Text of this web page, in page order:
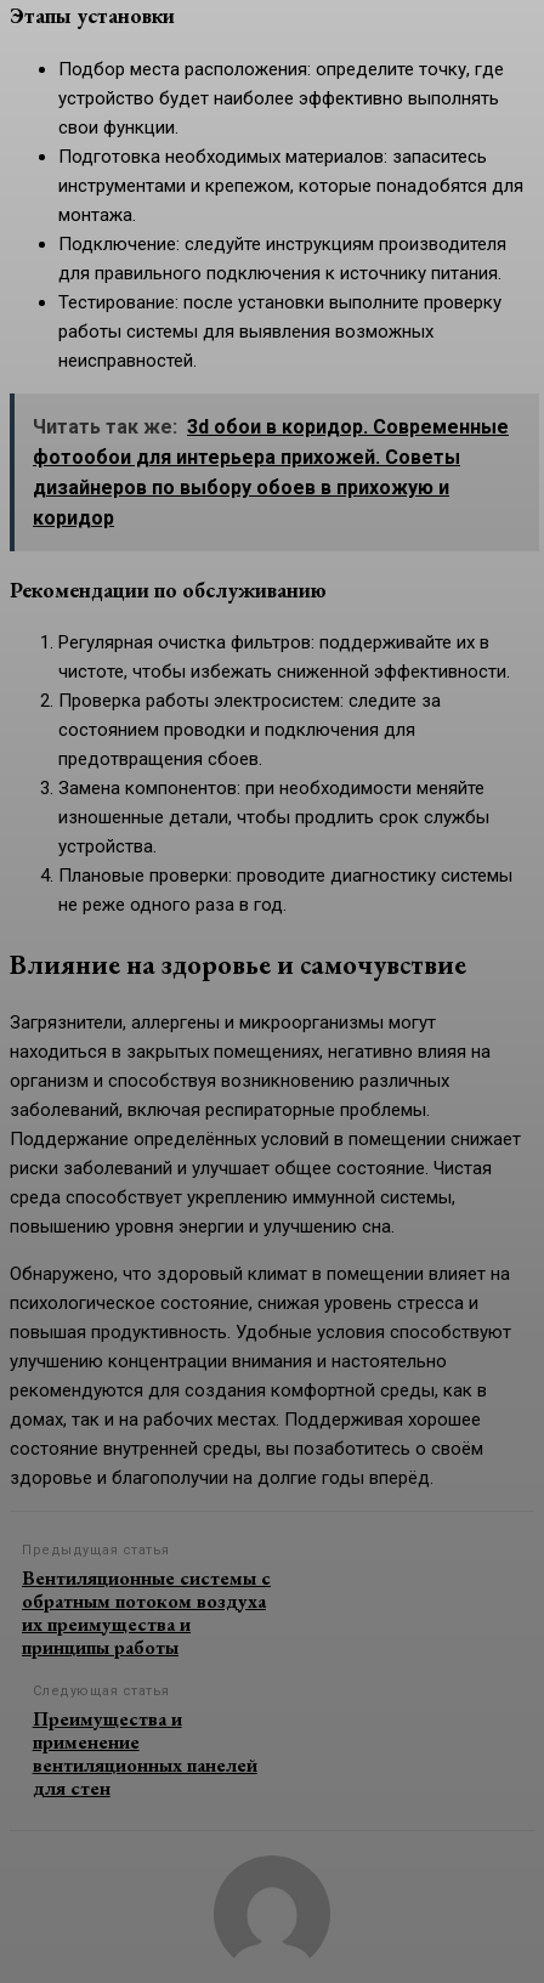
Этапы установки
Подбор места расположения: определите точку, где
устройство будет наиболее эффективно выполнять
свои функции.
Подготовка необходимых материалов: запаситесь
инструментами и крепежом, которые понадобятся для
монтажа.
Подключение: следуйте инструкциям производителя
для правильного подключения к источнику питания.
Тестирование: после установки выполните проверку
работы системы для выявления возможных
неисправностей.
Читать так же: 3d обои в коридор. Современные
фотообои для интерьера прихожей. Советы
дизайнеров по выбору обоев в прихожую и
коридор
Рекомендации по обслуживанию
Регулярная очистка фильтров: поддерживайте их в
чистоте, чтобы избежать сниженной эффективности.
Проверка работы электросистем: следите за
состоянием проводки и подключения для
предотвращения сбоев.
Замена компонентов: при необходимости меняйте
изношенные детали, чтобы продлить срок службы
устройства.
Плановые проверки: проводите диагностику системы
не реже одного раза в год.
Влияние на здоровье и самочувствие
Загрязнители, аллергены и микроорганизмы могут
находиться в закрытых помещениях, негативно влияя на
организм и способствуя возникновению различных
заболеваний, включая респираторные проблемы.
Поддержание определённых условий в помещении снижает
риски заболеваний и улучшает общее состояние. Чистая
среда способствует укреплению иммунной системы,
повышению уровня энергии и улучшению сна.
Обнаружено, что здоровый климат в помещении влияет на
психологическое состояние, снижая уровень стресса и
повышая продуктивность. Удобные условия способствуют
улучшению концентрации внимания и настоятельно
рекомендуются для создания комфортной среды, как в
домах, так и на рабочих местах. Поддерживая хорошее
состояние внутренней среды, вы позаботитесь о своём
здоровье и благополучии на долгие годы вперёд.
Предыдущая статья
Вентиляционные системы с
обратным потоком воздуха
их преимущества и
принципы работы
Следующая статья
Преимущества и
применение
вентиляционных панелей
для стен